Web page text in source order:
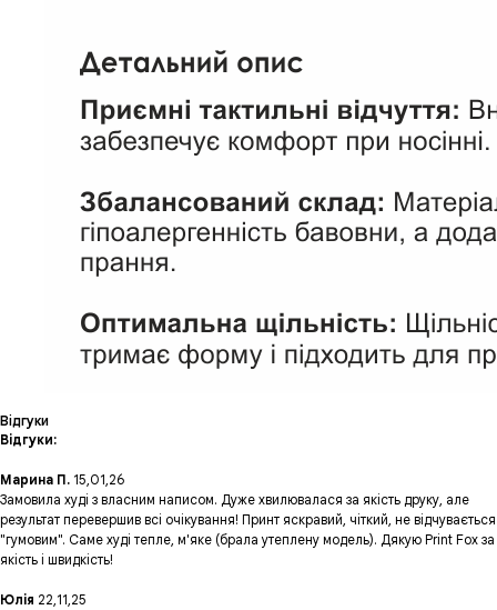
Відгуки
Відгуки:
Марина П. 15,01,26
Замовила худі з власним написом. Дуже хвилювалася за якість друку, але
результат перевершив всі очікування! Принт яскравий, чіткий, не відчувається
"гумовим". Саме худі тепле, м'яке (брала утеплену модель). Дякую Print Fox за
якість і швидкість!
Юлія 22,11,25